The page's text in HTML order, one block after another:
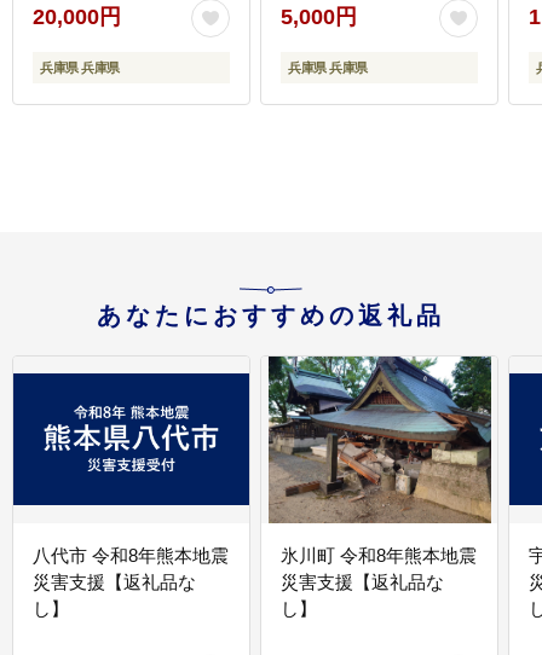
20,000円
兵庫県 兵庫県
5,000円
兵庫県 兵庫県
あなたにおすすめの返礼品
八代市 令和8年熊本地震
災害支援【返礼品な
し】
氷川町 令和8年熊本地震
災害支援【返礼品な
し】